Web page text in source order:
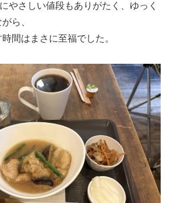
やさしい値段もありがたく、ゆっく
ら、
間はまさに至福でした。